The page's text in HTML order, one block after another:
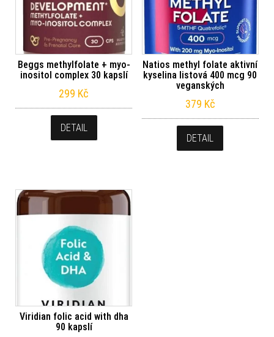
Beggs methylfolate + myo-
inositol complex 30 kapslí
299 Kč
DETAIL
Natios methyl folate aktivní
kyselina listová 400 mcg 90
veganských
379 Kč
DETAIL
Viridian folic acid with dha
90 kapslí